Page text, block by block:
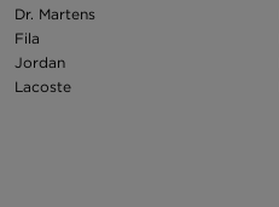
Dr. Martens
Fila
Jordan
Lacoste